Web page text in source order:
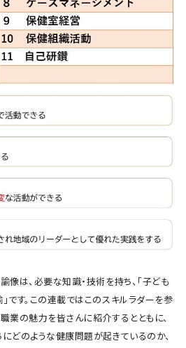
像は、必要な知識・技術を持ち、「子ども
です。この連載ではこのスキルラダーを参
業の魅力を皆さんに紹介するとともに、
どのような健康問題が起きているのか、